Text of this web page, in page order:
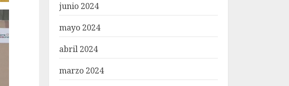
junio 2024
mayo 2024
abril 2024
marzo 2024